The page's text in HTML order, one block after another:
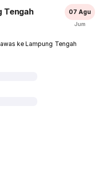
Tengah 07 Agu
Jum
ke Lampung Tengah